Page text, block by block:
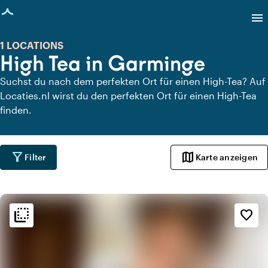
geladen
menu
High Tea in Garminge
1 LOCATIONS
Suchst du nach dem perfekten Ort für einen High-Tea? Auf
Locaties.nl wirst du den perfekten Ort für einen High-Tea
finden.
filter_alt Filter map Karte anzeigen
flip_to_back favorite_border
flip_to_back Ambiente und Ästhetik
info
Klassisch